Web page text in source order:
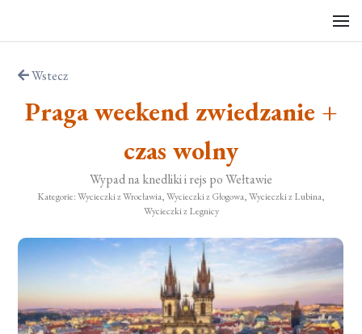
Wstecz
Praga weekend zwiedzanie +
czas wolny
Wypad na knedliki i rejs po Wełtawie
Kategorie: Wycieczki z Wrocławia, Wycieczki z Głogowa, Wycieczki z Lubina,
Wycieczki z Legnicy